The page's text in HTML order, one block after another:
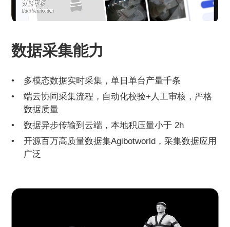
数据采集能力
多模态数据实时采集，单日单台产量千条
端云协同采集流程，自动化校验+人工审核，严格
数据质量
数据异步传输到云端，本地积压量小于 2h
开源百万高质量数据集Agibotworld，采集数据应用
广泛